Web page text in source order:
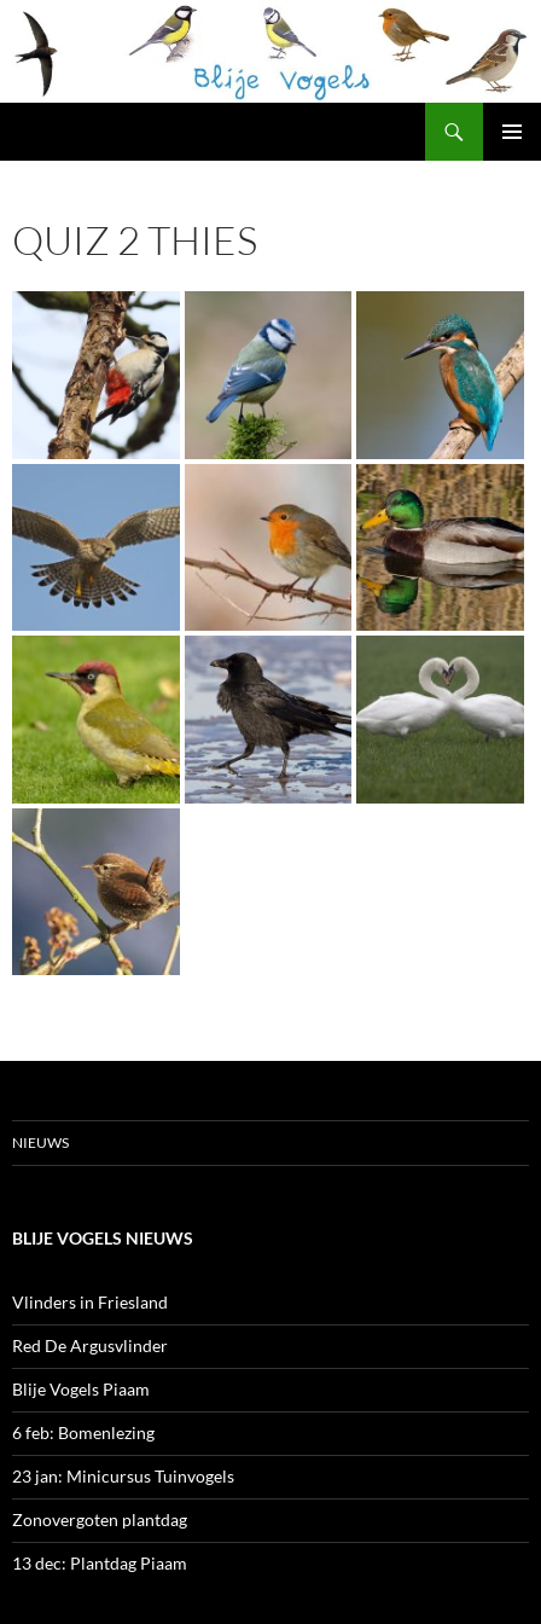
naar
de
inhoud
QUIZ 2 THIES
NIEUWS
BLIJE VOGELS NIEUWS
Vlinders in Friesland
Red De Argusvlinder
Blije Vogels Piaam
6 feb: Bomenlezing
23 jan: Minicursus Tuinvogels
Zonovergoten plantdag
13 dec: Plantdag Piaam